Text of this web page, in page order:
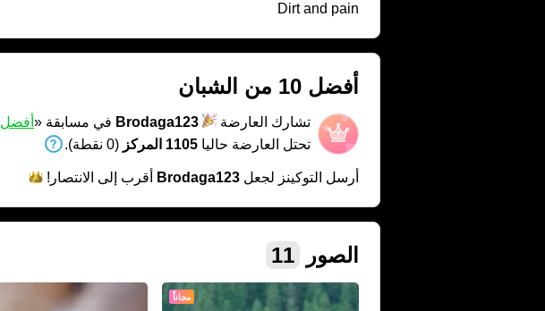
Dirt and pain
أفضل 10 من الشبان
تشارك العارضة Brodaga123 في مسابقة « أفضل 10 من الشبان
تحتل العارضة حاليا 1105 المركز (0 نقطة).
أرسل التوكينز لجعل Brodaga123 أقرب إلى الانتصار!
الصور 11
مجاناً